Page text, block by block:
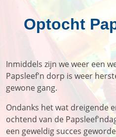
Optocht
Inmiddels zijn we weer een
Papsleef'n dorp is weer
gewone gang.
Ondanks het wat dreigende
ochtend van de
een geweldig succes